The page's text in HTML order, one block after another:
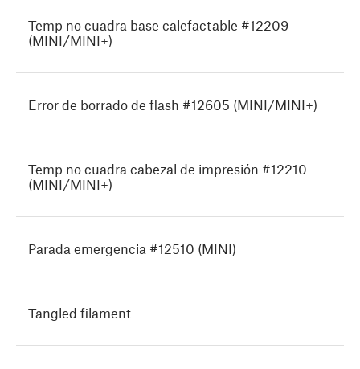
Temp no cuadra base calefactable #12209
(MINI/MINI+)
Error de borrado de flash #12605 (MINI/MINI+)
Temp no cuadra cabezal de impresión #12210
(MINI/MINI+)
Parada emergencia #12510 (MINI)
Tangled filament